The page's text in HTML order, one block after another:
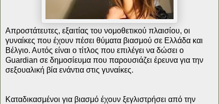
Απροστάτευτες, εξαιτίας του νομοθετικού πλαισίου, οι
γυναίκες που έχουν πέσει θύματα βιασμού σε Ελλάδα και
Βέλγιο. Αυτός είναι ο τίτλος που επιλέγει να δώσει ο
Guardian σε δημοσίευμα που παρουσιάζει έρευνα για την
σεξουαλική βία ενάντια στις γυναίκες.
Καταδικασμένοι για βιασμό έχουν ξεγλιστρήσει από την